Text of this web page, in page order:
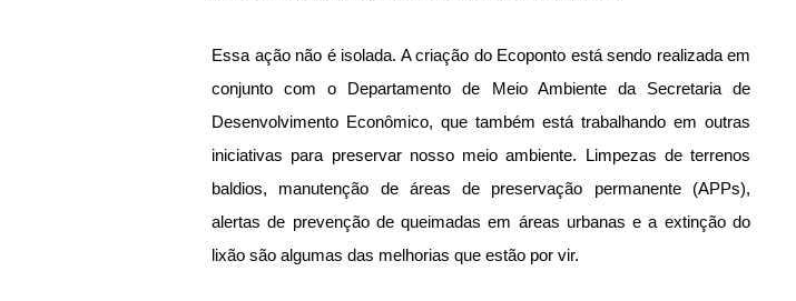
Essa ação não é isolada. A criação do Ecoponto está sendo realizada em
conjunto com o Departamento de Meio Ambiente da Secretaria de
Desenvolvimento Econômico, que também está trabalhando em outras
iniciativas para preservar nosso meio ambiente. Limpezas de terrenos
baldios, manutenção de áreas de preservação permanente (APPs),
alertas de prevenção de queimadas em áreas urbanas e a extinção do
lixão são algumas das melhorias que estão por vir.